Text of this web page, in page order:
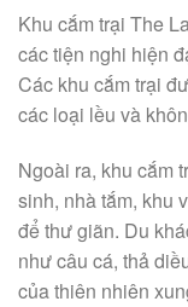
Khu cắm trại The
các tiện nghi hiện
Các khu cắm trại
các loại lều và
Ngoài ra, khu cắm
sinh, nhà tắm, khu
để thư giãn. Du
như câu cá, thả
của thiên nhiên